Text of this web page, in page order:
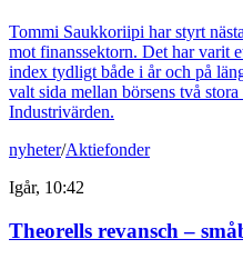
Tommi Saukkoriipi har styrt
mot finanssektorn. Det har varit
index tydligt både i år och på
valt sida mellan börsens två
Industrivärden.
nyheter/Aktiefonder
Igår, 10:42
Theorells revansch –